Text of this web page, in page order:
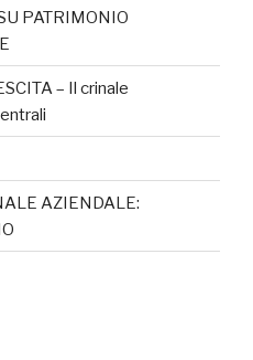
PATRIMONIO
– Il crinale
AZIENDALE: